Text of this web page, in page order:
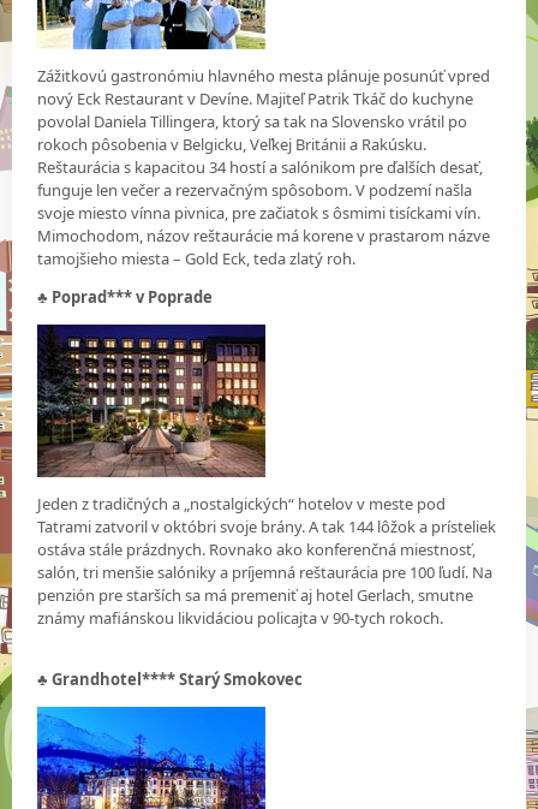
Zážitkovú gastronómiu hlavného mesta plánuje posunúť vpred
nový Eck Restaurant v Devíne. Majiteľ Patrik Tkáč do kuchyne
povolal Daniela Tillingera, ktorý sa tak na Slovensko vrátil po
rokoch pôsobenia v Belgicku, Veľkej Británii a Rakúsku.
Reštaurácia s kapacitou 34 hostí a salónikom pre ďalších desať,
funguje len večer a rezervačným spôsobom. V podzemí našla
svoje miesto vínna pivnica, pre začiatok s ôsmimi tisíckami vín.
Mimochodom, názov reštaurácie má korene v prastarom názve
tamojšieho miesta – Gold Eck, teda zlatý roh.
♣ Poprad*** v Poprade
Jeden z tradičných a „nostalgických“ hotelov v meste pod
Tatrami zatvoril v októbri svoje brány. A tak 144 lôžok a prísteliek
ostáva stále prázdnych. Rovnako ako konferenčná miestnosť,
salón, tri menšie salóniky a príjemná reštaurácia pre 100 ľudí. Na
penzión pre starších sa má premeniť aj hotel Gerlach, smutne
známy mafiánskou likvidáciou policajta v 90-tych rokoch.
♣Grandhotel**** Starý Smokovec